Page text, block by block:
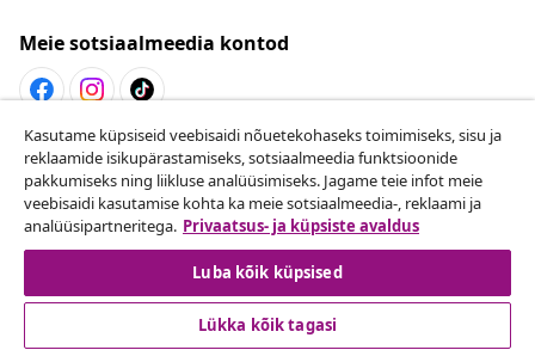
Meie sotsiaalmeedia kontod
Lepingust taganemine
Esita oma tellimuse kohta tagastamissoov.
Lepingust taganemine
Kasutame küpsiseid veebisaidi nõuetekohaseks toimimiseks, sisu ja
reklaamide isikupärastamiseks, sotsiaalmeedia funktsioonide
pakkumiseks ning liikluse analüüsimiseks. Jagame teie infot meie
veebisaidi kasutamise kohta ka meie sotsiaalmeedia-, reklaami ja
analüüsipartneritega. Privaatsus- ja küpsiste avaldus
Luba kõik küpsised
Lükka kõik tagasi